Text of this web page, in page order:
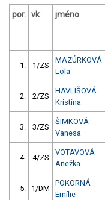
por. vk jméno
1. 1/ZS
MAZÚRKOVÁ
Lola
2. 2/ZS
HAVLIŠOVÁ
Kristína
3. 3/ZS
ŠIMKOVÁ
Vanesa
4. 4/ZS
VOTAVOVÁ
Anežka
5. 1/DM
POKORNÁ
Emílie